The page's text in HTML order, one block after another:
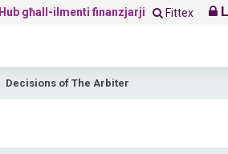
Hub għall-ilmenti finanzjarji Fittex
Decisions of The Arbiter